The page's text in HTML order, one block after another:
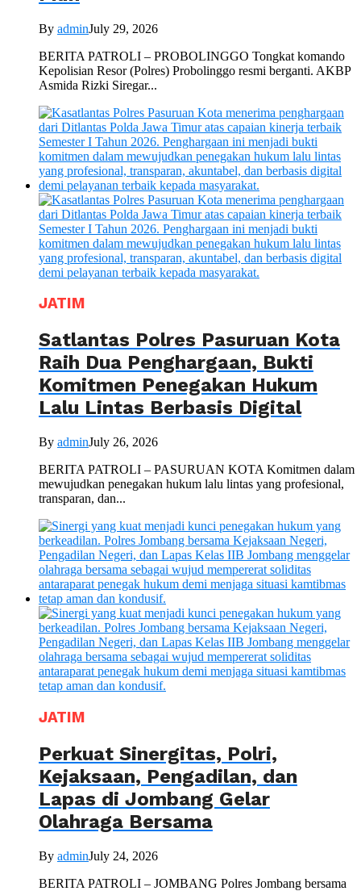
By adminJuly 29, 2026
BERITA PATROLI – PROBOLINGGO Tongkat komando
Kepolisian Resor (Polres) Probolinggo resmi berganti. AKBP
Asmida Rizki Siregar...
JATIM
Satlantas Polres Pasuruan Kota
Raih Dua Penghargaan, Bukti
Komitmen Penegakan Hukum
Lalu Lintas Berbasis Digital
By adminJuly 26, 2026
BERITA PATROLI – PASURUAN KOTA Komitmen dalam
mewujudkan penegakan hukum lalu lintas yang profesional,
transparan, dan...
JATIM
Perkuat Sinergitas, Polri,
Kejaksaan, Pengadilan, dan
Lapas di Jombang Gelar
Olahraga Bersama
By adminJuly 24, 2026
BERITA PATROLI – JOMBANG Polres Jombang bersama